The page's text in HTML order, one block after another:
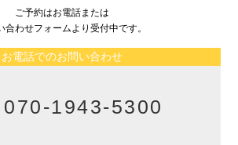
ご予約はお電話または
合わせフォームより受付中です。
お電話でのお問い合わせ
070-1943-5300